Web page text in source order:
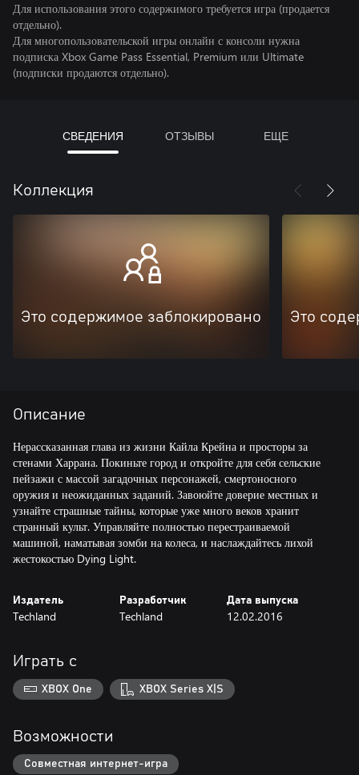
Для использования этого содержимого требуется игра (продается
отдельно).
Для многопользовательской игры онлайн с консоли нужна
подписка Xbox Game Pass Essential, Premium или Ultimate
(подписки продаются отдельно).
СВЕДЕНИЯ ОТЗЫВЫ ЕЩЕ
Коллекция
Это содержимое заблокировано Это
Описание
Нерассказанная глава из жизни Кайла Крейна и просторы за
стенами Харрана. Покиньте город и откройте для себя сельские
пейзажи с массой загадочных персонажей, смертоносного
оружия и неожиданных заданий. Завоюйте доверие местных и
узнайте страшные тайны, которые уже много веков хранит
странный культ. Управляйте полностью перестраиваемой
машиной, наматывая зомби на колеса, и наслаждайтесь лихой
жестокостью Dying Light.
Издатель
Techland
Разработчик
Techland
Дата выпуска
12.02.2016
Играть с
XBOX One XBOX Series X|S
Возможности
Совместная интернет-игра